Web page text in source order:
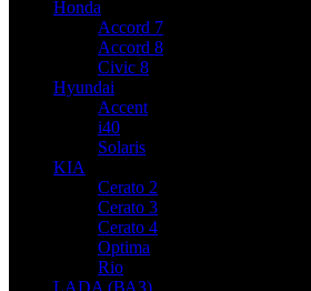
Honda
Accord 7
Accord 8
Civic 8
Hyundai
Accent
i40
Solaris
KIA
Cerato 2
Cerato 3
Cerato 4
Optima
Rio
LADA (ВАЗ)